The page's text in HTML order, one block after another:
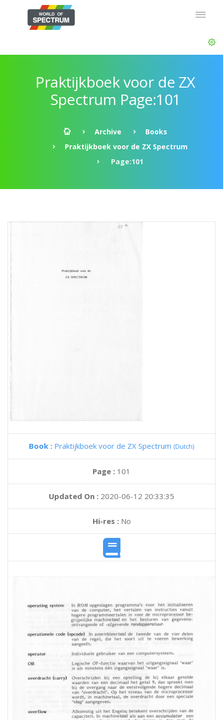
Praktijkboek voor de ZX
Spectrum Page:101
Archive
Books
Praktijkboek voor de ZX Spectrum
Page:101
Book : Praktijkboek voor de ZX Spectrum (Dutch)
Page : 101
Updated On : 2020-06-12 20:33:35
Hi-res :No